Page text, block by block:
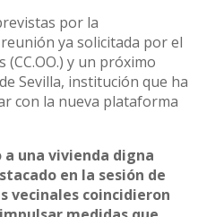
por la
ya solicitada por el
y un próximo
Sevilla, institución que ha
con la nueva plataforma
una vivienda digna
en la sesión de
vecinales coincidieron